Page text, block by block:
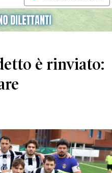
è rinviato: